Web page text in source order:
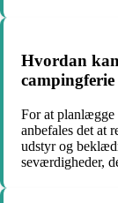
Hvordan
For at planlægge
anbefales det at
udstyr og
seværdigheder,